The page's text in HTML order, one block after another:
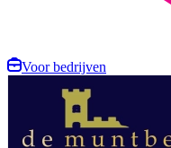
Voor bedrijven